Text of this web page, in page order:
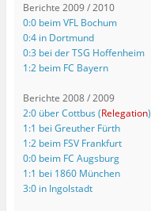
Berichte 2009 / 2010
0:0 beim VFL Bochum
0:4 in Dortmund
0:3 bei der TSG Hoffenheim
1:2 beim FC Bayern
Berichte 2008 / 2009
2:0 über Cottbus (Relegation)
1:1 bei Greuther Fürth
1:2 beim FSV Frankfurt
0:0 beim FC Augsburg
1:1 bei 1860 München
3:0 in Ingolstadt